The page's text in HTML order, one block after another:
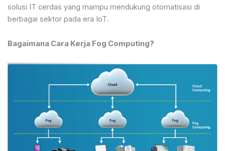
solusi IT cerdas yang mampu mendukung otomatisasi di
berbagai sektor pada era IoT.
Bagaimana Cara Kerja Fog Computing?